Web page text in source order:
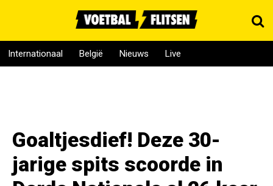
Internationaal België Nieuws Live
Goaltjesdief! Deze 30-
jarige spits scoorde in